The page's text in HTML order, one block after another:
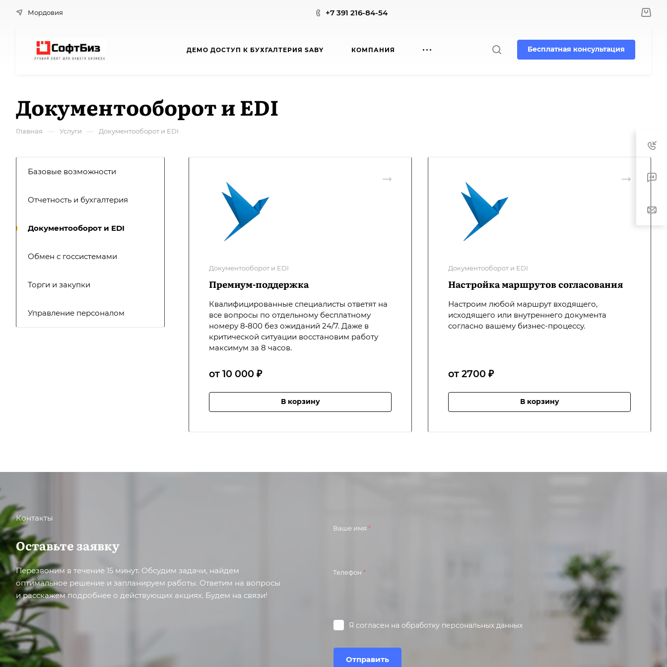
Мордовия +7 391 216-84-54
ДЕМО ДОСТУП К БУХГАЛТЕРИЯ SABY КОМПАНИЯ Бесплатная консультация
Документооборот и EDI
Главная — Услуги — Документооборот и EDI
Документооборот и EDI
Премиум-поддержка
Квалифицированные специалисты ответят на
все вопросы по отдельному бесплатному
номеру 8‐800 без ожиданий 24/7. Даже в
критической ситуации восстановим работу
максимум за 8 часов.
от 10 000 ₽
В корзину
Документооборот и EDI
Настройка маршрутов согласования
Настроим любой маршрут входящего,
исходящего или внутреннего документа
согласно вашему бизнес-процессу.
от 2700 ₽
В корзину
Базовые возможности
Отчетность и бухгалтерия
Документооборот и EDI
Обмен с госсистемами
Торги и закупки
Управление персоналом
Контакты
Оставьте заявку
Перезвоним в течение 15 минут. Обсудим задачи, найдем
оптимальное решение и запланируем работы. Ответим на вопросы
и расскажем подробнее о действующих акциях. Будем на связи!
Ваше имя *
Телефон *
Я согласен на обработку персональных данных
Отправить